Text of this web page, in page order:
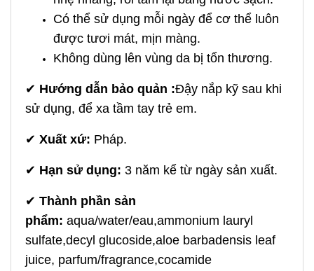
Có thể sử dụng mỗi ngày để cơ thể luôn
được tươi mát, mịn màng.
Không dùng lên vùng da bị tổn thương.
✔ Hướng dẫn bảo quản :Đậy nắp kỹ sau khi
sử dụng, để xa tầm tay trẻ em.
✔ Xuất xứ: Pháp.
✔ Hạn sử dụng: 3 năm kể từ ngày sản xuất.
✔ Thành phần sản
phẩm: aqua/water/eau,ammonium lauryl
sulfate,decyl glucoside,aloe barbadensis leaf
juice, parfum/fragrance,cocamide